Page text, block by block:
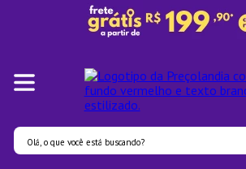
Olá, o que você está buscando?